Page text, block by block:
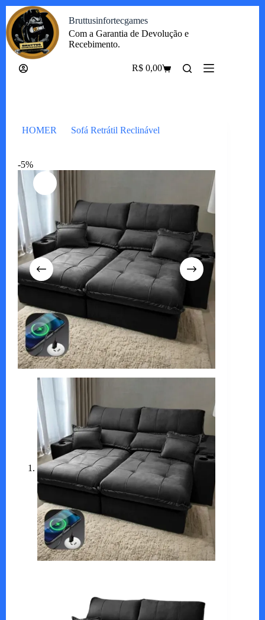
Pular
para
o
conteúdo
Bruttusinfortecgames
Com a Garantia de Devolução e
Recebimento.
Carrinho
R$0,00
HOMER Sofá Retrátil Reclinável
-5%